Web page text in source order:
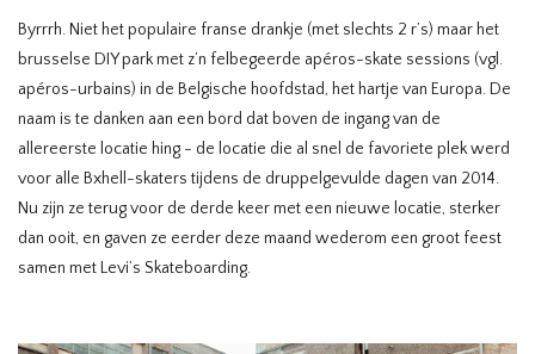
Byrrrh. Niet het populaire franse drankje (met slechts 2 r’s) maar het
brusselse DIY park met z’n felbegeerde apéros-skate sessions (vgl.
apéros-urbains) in de Belgische hoofdstad, het hartje van Europa. De
naam is te danken aan een bord dat boven de ingang van de
allereerste locatie hing - de locatie die al snel de favoriete plek werd
voor alle Bxhell-skaters tijdens de druppelgevulde dagen van 2014.
Nu zijn ze terug voor de derde keer met een nieuwe locatie, sterker
dan ooit, en gaven ze eerder deze maand wederom een groot feest
samen met Levi’s Skateboarding.